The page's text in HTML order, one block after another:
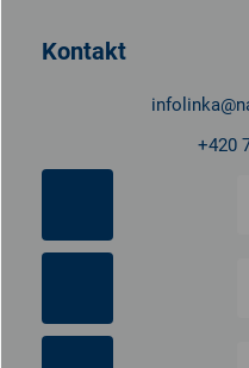
Kontakt
infolinka@
+420